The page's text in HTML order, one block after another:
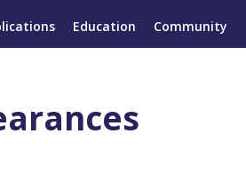
Education Community